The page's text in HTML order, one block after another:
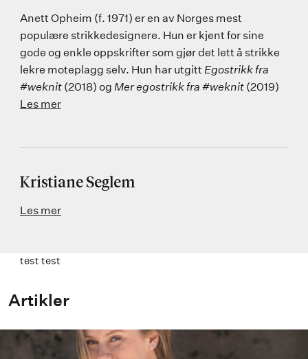
Anett Opheim (f. 1971) er en av Norges mest
populære strikkedesignere. Hun er kjent for sine
gode og enkle oppskrifter som gjør det lett å strikke
lekre moteplagg selv. Hun har utgitt Egostrikk fra
#weknit (2018) og Mer egostrikk fra #weknit (2019)
Les mer
Kristiane Seglem
Les mer
test test
Artikler